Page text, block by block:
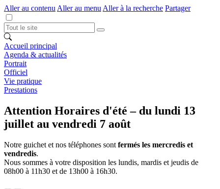
Aller au contenu Aller au menu Aller à la recherche Partager
Accueil principal
Agenda & actualités
Portrait
Officiel
Vie pratique
Prestations
Attention Horaires d'été – du lundi 13
juillet au vendredi 7 août
Notre guichet et nos téléphones sont fermés les mercredis et
vendredis.
Nous sommes à votre disposition les lundis, mardis et jeudis de
08h00 à 11h30 et de 13h00 à 16h30.